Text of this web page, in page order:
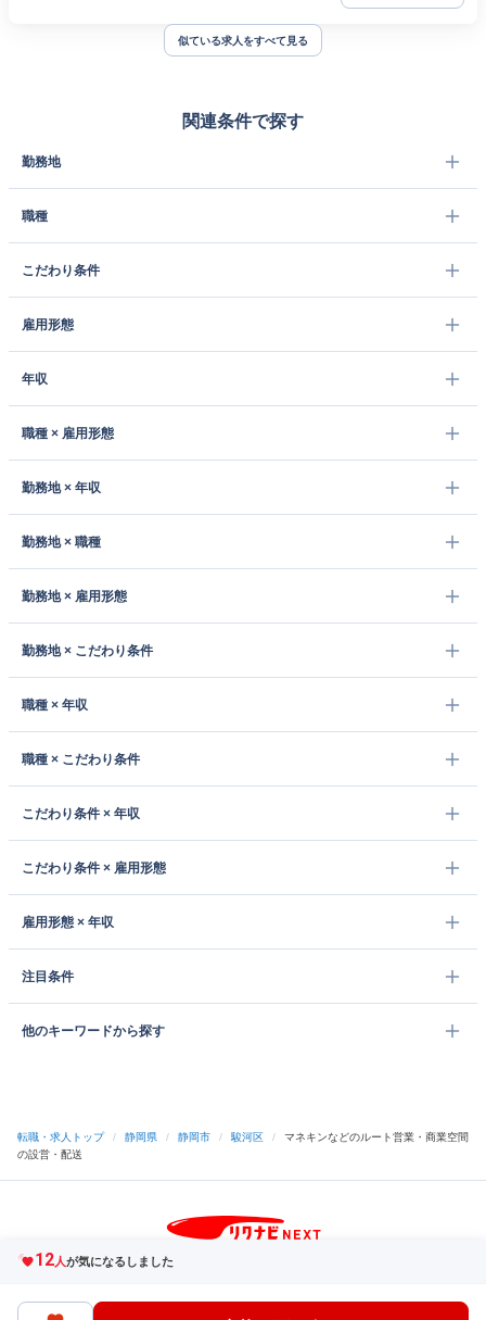
似ている求人をすべて見る
関連条件で探す
勤務地
職種
こだわり条件
雇用形態
年収
職種 × 雇用形態
勤務地 × 年収
勤務地 × 職種
勤務地 × 雇用形態
勤務地 × こだわり条件
職種 × 年収
職種 × こだわり条件
こだわり条件 × 年収
こだわり条件 × 雇用形態
雇用形態 × 年収
注目条件
他のキーワードから探す
12人が気になるしました
転職・求人トップ / 静岡県 / 静岡市 / 駿河区 /
マネキンなどのルート営業・商業空間
の設営・配送
中途採用をご検討の企業様